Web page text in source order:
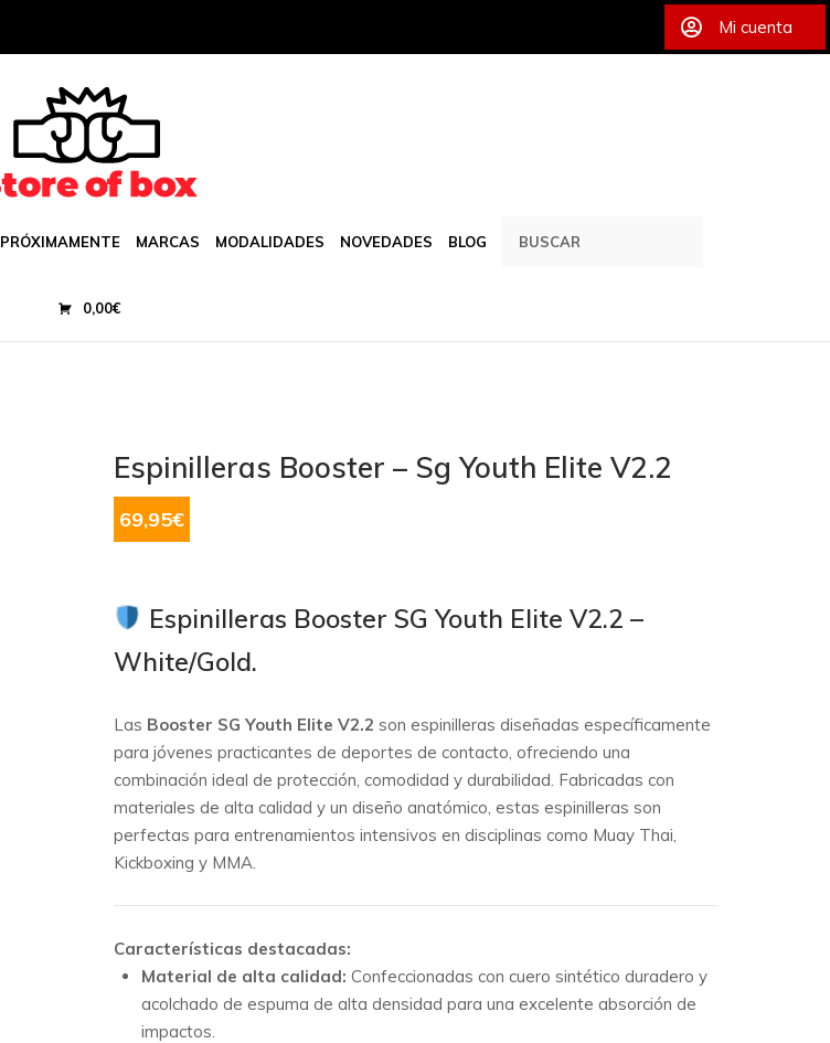
Mi cuenta
PRÓXIMAMENTE MARCAS MODALIDADES NOVEDADES BLOG
0,00€
Espinilleras Booster – Sg Youth Elite V2.2
69,95€
Espinilleras Booster SG Youth Elite V2.2 –
White/Gold.
Las Booster SG Youth Elite V2.2 son espinilleras diseñadas específicamente
para jóvenes practicantes de deportes de contacto, ofreciendo una
combinación ideal de protección, comodidad y durabilidad. Fabricadas con
materiales de alta calidad y un diseño anatómico, estas espinilleras son
perfectas para entrenamientos intensivos en disciplinas como Muay Thai,
Kickboxing y MMA.
Características destacadas:
Material de alta calidad: Confeccionadas con cuero sintético duradero y
acolchado de espuma de alta densidad para una excelente absorción de
impactos.